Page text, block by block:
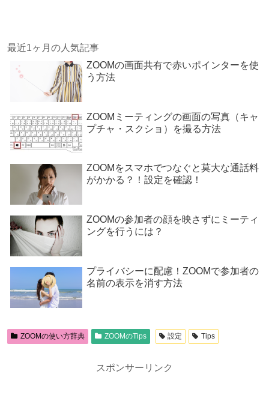
最近1ヶ月の人気記事
ZOOMの画面共有で赤いポインターを使
う方法
ZOOMミーティングの画面の写真（キャ
プチャ・スクショ）を撮る方法
ZOOMをスマホでつなぐと莫大な通話料
がかかる？！設定を確認！
ZOOMの参加者の顔を映さずにミーティ
ングを行うには？
プライバシーに配慮！ZOOMで参加者の
名前の表示を消す方法
ZOOMの使い方辞典 ZOOMのTips 設定 Tips
スポンサーリンク